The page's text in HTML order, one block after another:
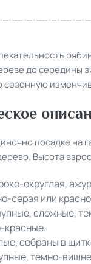
до середины
посадке на
Высота
округлая,
серая или
сложные,
красные.
собраны в
темно-